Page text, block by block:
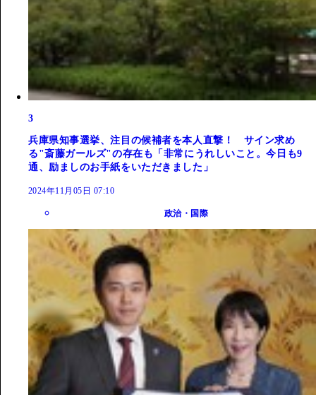
3
兵庫県知事選挙、注目の候補者を本人直撃！ サイン求め
る"斎藤ガールズ"の存在も「非常にうれしいこと。今日も9
通、励ましのお手紙をいただきました」
2024年11月05日 07:10
政治・国際